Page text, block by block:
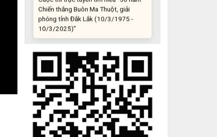
phóng tỉnh Đắk Lắk (10/3/1975 -
10/3/2025)"
Những sáng tạo độc đáo từ “cây nhà
Gam màu sáng trong bức tranh khởi
nghiệp đổi mới sáng tạo
Khi khoa học - công nghệ chưa có sự
đột phá